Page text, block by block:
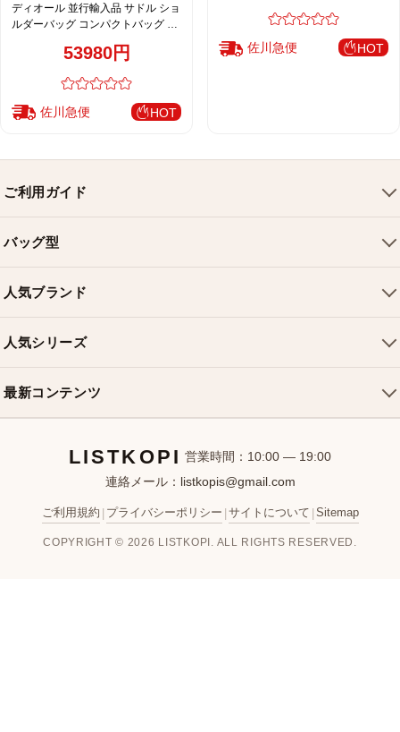
ディオール 並行輸入品 サドル ショ
ルダーバッグ コンパクトバッグ ブ
53980円
佐川急便 HOT
佐川急便 HOT
ご利用ガイド
配送について
返品・交換
お問い合わせ
バッグ型
ショルダーバッグ
クロスボディバッグ
ミニバッグ
バケットバッグ
人気ブランド
シャネルバッグ
ディオールバッグ
人気シリーズ
最新コンテンツ
新着アイテム
ブランドカテゴリ
お客様レビュー
LISTKOPI 営業時間：10:00 — 19:00
連絡メール： listkopis@gmail.com
ご利用規約 | プライバシーポリシー | サイトについて | Sitemap
COPYRIGHT © 2026 LISTKOPI. ALL RIGHTS RESERVED.